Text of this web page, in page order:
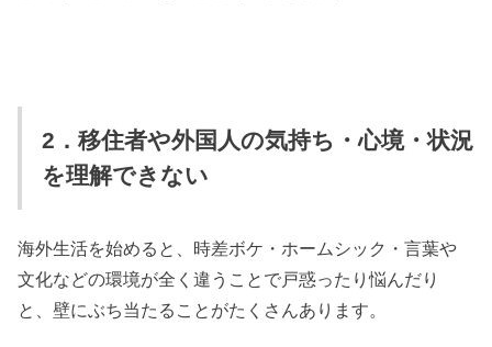
2．移住者や外国人の気持ち・心境・状況
を理解できない
海外生活を始めると、時差ボケ・ホームシック・言葉や
文化などの環境が全く違うことで戸惑ったり悩んだり
と、壁にぶち当たることがたくさんあります。